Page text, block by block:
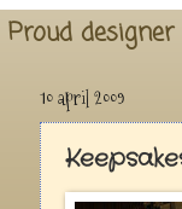
Proud
10 april 2009